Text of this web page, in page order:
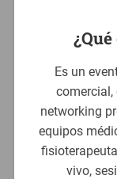
¿
Es un
comercial,
networking
equipos
vivo,